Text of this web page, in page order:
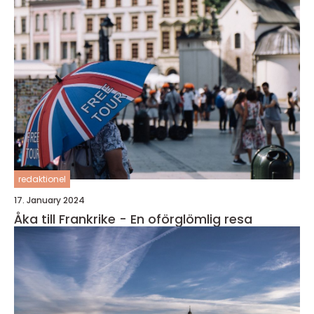
redaktionel
17. January 2024
Åka till Frankrike - En oförglömlig resa